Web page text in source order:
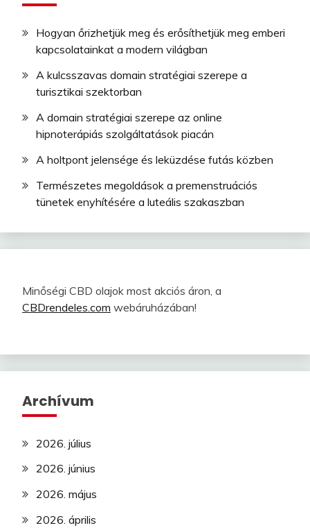
Hogyan őrizhetjük meg és erősíthetjük meg emberi
kapcsolatainkat a modern világban
A kulcsszavas domain stratégiai szerepe a
turisztikai szektorban
A domain stratégiai szerepe az online
hipnoterápiás szolgáltatások piacán
A holtpont jelensége és leküzdése futás közben
Természetes megoldások a premenstruációs
tünetek enyhítésére a luteális szakaszban
Minőségi CBD olajok most akciós áron, a
CBDrendeles.com webáruházában!
Archívum
2026. július
2026. június
2026. május
2026. április